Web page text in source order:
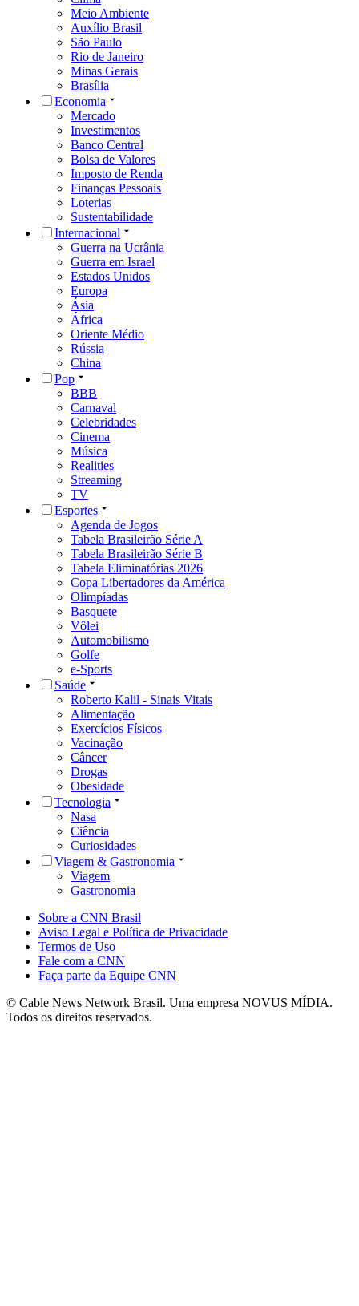
Meio Ambiente
Auxílio Brasil
São Paulo
Rio de Janeiro
Minas Gerais
Brasília
Economia
Mercado
Investimentos
Banco Central
Bolsa de Valores
Imposto de Renda
Finanças Pessoais
Loterias
Sustentabilidade
Internacional
Guerra na Ucrânia
Guerra em Israel
Estados Unidos
Europa
Ásia
África
Oriente Médio
Rússia
China
Pop
BBB
Carnaval
Celebridades
Cinema
Música
Realities
Streaming
TV
Esportes
Agenda de Jogos
Tabela Brasileirão Série A
Tabela Brasileirão Série B
Tabela Eliminatórias 2026
Copa Libertadores da América
Olimpíadas
Basquete
Vôlei
Automobilismo
Golfe
e-Sports
Saúde
Roberto Kalil - Sinais Vitais
Alimentação
Exercícios Físicos
Vacinação
Câncer
Drogas
Obesidade
Tecnologia
Nasa
Ciência
Curiosidades
Viagem & Gastronomia
Viagem
Gastronomia
Sobre a CNN Brasil
Aviso Legal e Política de Privacidade
Termos de Uso
Fale com a CNN
Faça parte da Equipe CNN
© Cable News Network Brasil. Uma empresa NOVUS MÍDIA.
Todos os direitos reservados.